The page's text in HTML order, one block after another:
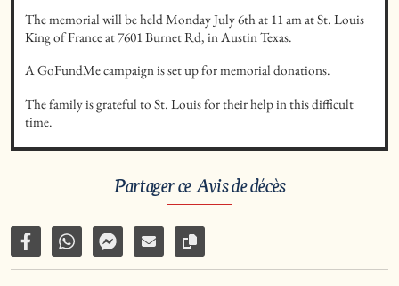
The memorial will be held Monday July 6th at 11 am at St. Louis
King of France at 7601 Burnet Rd, in Austin Texas.
A GoFundMe campaign is set up for memorial donations.
The family is grateful to St. Louis for their help in this difficult
time.
Partager ce Avis de décès
Partager sur Facebook
Partager par WhatsApp
Partager par Facebook Messenger
Partager par e-mail
Copier le lien vers la page